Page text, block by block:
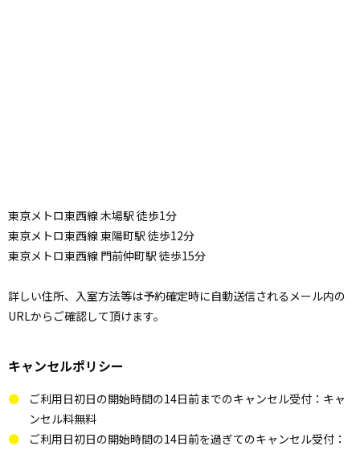
東京メトロ東西線 木場駅 徒歩1分
東京メトロ東西線 東陽町駅 徒歩12分
東京メトロ東西線 門前仲町駅 徒歩15分
詳しい住所、入室方法等は予約確定時に自動送信されるメール内の
URLからご確認して頂けます。
キャンセルポリシー
ご利用日初日の開始時間の14日前までのキャンセル受付：キャ
ンセル料無料
ご利用日初日の開始時間の14日前を過ぎてのキャンセル受付：